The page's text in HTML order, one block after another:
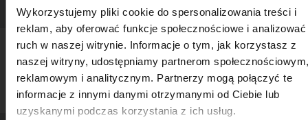
Wykorzystujemy pliki cookie do spersonalizowania treści i
reklam, aby oferować funkcje społecznościowe i analizować
ruch w naszej witrynie. Informacje o tym, jak korzystasz z
naszej witryny, udostępniamy partnerom społecznościowym,
reklamowym i analitycznym. Partnerzy mogą połączyć te
informacje z innymi danymi otrzymanymi od Ciebie lub
uzyskanymi podczas korzystania z ich usług.
Krok 7
Mieszaj, aż do rozpuszczenia i uzyskania jednolitej
konsystencji polewy. Ciepłą polewą polej wystudzone ciasto.
×